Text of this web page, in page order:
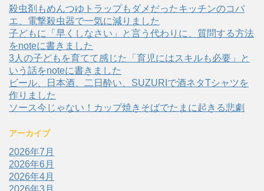
殺虫剤もめんつゆトラップもダメだったキッチンのコバ
エ、電撃殺虫器で一気に減りました
子どもに「早くしなさい」と言う代わりに、質問する方法
をnoteに書きました
3人の子どもを育てて感じた「育児にはスキルも必要」と
いう話をnoteに書きました
ビール、日本酒、二日酔い、SUZURIで酒ネタTシャツを
作りました
ソース今じゃない！カップ焼きそばでたまに起きる悲劇
アーカイブ
2026年7月
2026年6月
2026年4月
2026年3月